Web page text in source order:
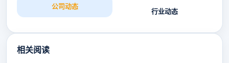
公司动态
行业动态
相关阅读